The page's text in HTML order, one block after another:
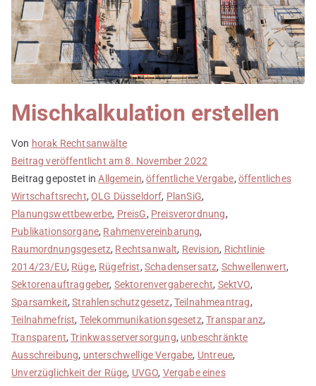
Mischkalkulation erstellen
Von horak Rechtsanwälte
Beitrag veröffentlicht am8. November 2022
Beitrag gepostet inAllgemein,öffentliche Vergabe, öffentliches
Wirtschaftsrecht,OLG Düsseldorf, PlanSiG,
Planungswettbewerbe, PreisG, Preisverordnung,
Publikationsorgane, Rahmenvereinbarung,
Raumordnungsgesetz, Rechtsanwalt, Revision, Richtlinie
2014/23/EU, Rüge, Rügefrist, Schadensersatz, Schwellenwert,
Sektorenauftraggeber, Sektorenvergaberecht, SektVO,
Sparsamkeit,Strahlenschutzgesetz, Teilnahmeantrag,
Teilnahmefrist, Telekommunikationsgesetz,Transparanz,
Transparent,Trinkwasserversorgung, unbeschränkte
Ausschreibung, unterschwellige Vergabe, Untreue,
Unverzüglichkeit der Rüge, UVGO, Vergabe eines